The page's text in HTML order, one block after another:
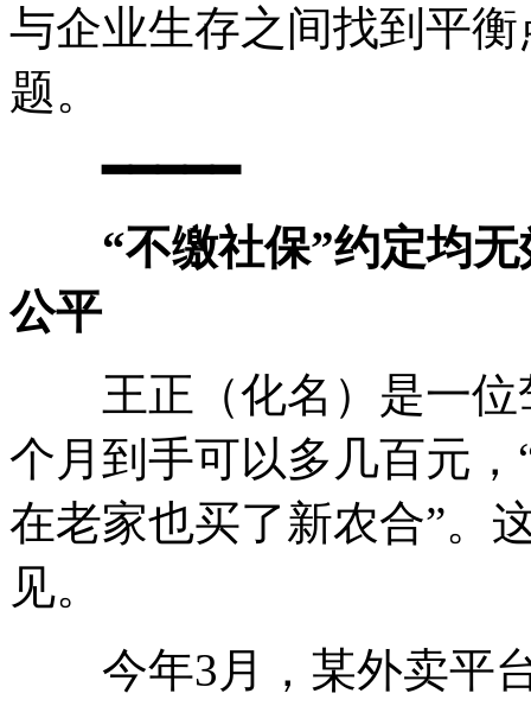
与企业生存之间找到平
题。
━━━━━
“不缴社保”约定均
公平
王正（化名）是一位
个月到手可以多几百元
在老家也买了新农合”。
见。
今年3月，某外卖平台